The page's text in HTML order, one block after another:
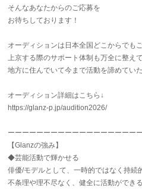
そんなあなたからのご応募を
お待ちしております！
オーディションは日本全国どこからでも
上京する際のサポート体制も万全に整え
地方に住んでいて今まで活動を諦めてい
オーディション詳細はこちら↓
https://glanz-p.jp/audition2026/
ーーーーーーーーーーーーーーーーーー
【Glanzの強み】
◆芸能活動で輝かせる
俳優/モデルとして、一時的ではなく持続
不条理や理不尽なく、健全に活動ができ